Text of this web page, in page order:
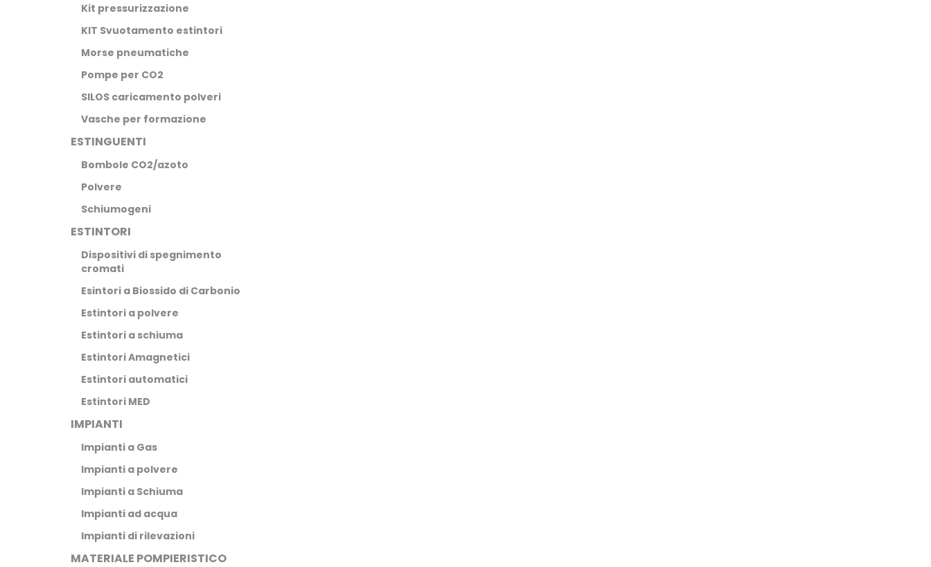
Kit pressurizzazione
KIT Svuotamento estintori
Morse pneumatiche
Pompe per CO2
SILOS caricamento polveri
Vasche per formazione
ESTINGUENTI
Bombole CO2/azoto
Polvere
Schiumogeni
ESTINTORI
Dispositivi di spegnimento
cromati
Esintori a Biossido di Carbonio
Estintori a polvere
Estintori a schiuma
Estintori Amagnetici
Estintori automatici
Estintori MED
IMPIANTI
Impianti a Gas
Impianti a polvere
Impianti a Schiuma
Impianti ad acqua
Impianti di rilevazioni
MATERIALE POMPIERISTICO